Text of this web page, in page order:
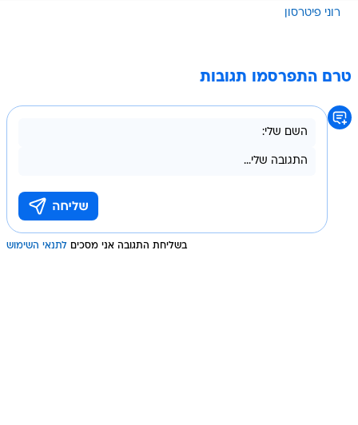
רוני פיטרסון
טרם התפרסמו תגובות
בשליחת התגובה אני מסכים לתנאי השימוש